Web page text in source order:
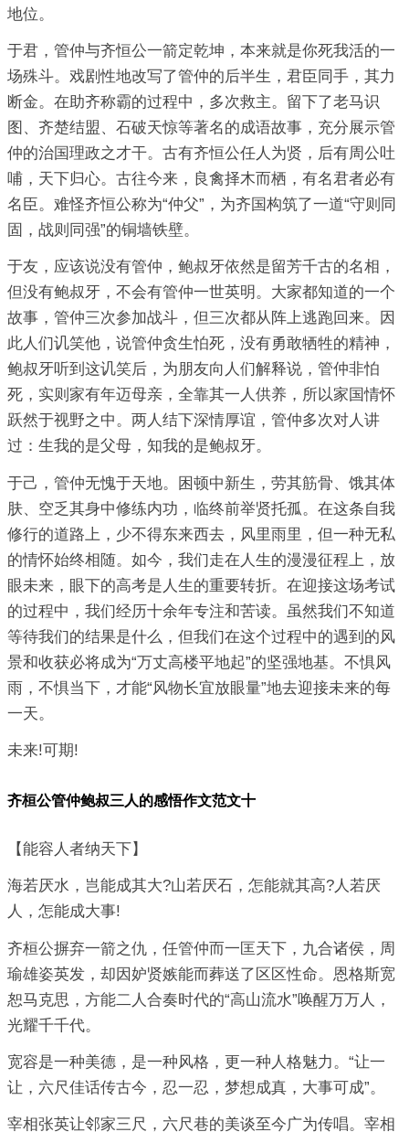
地位。
于君，管仲与齐恒公一箭定乾坤，本来就是你死我活的一
场殊斗。戏剧性地改写了管仲的后半生，君臣同手，其力
断金。在助齐称霸的过程中，多次救主。留下了老马识
图、齐楚结盟、石破天惊等著名的成语故事，充分展示管
仲的治国理政之才干。古有齐恒公任人为贤，后有周公吐
哺，天下归心。古往今来，良禽择木而栖，有名君者必有
名臣。难怪齐恒公称为“仲父”，为齐国构筑了一道“守则同
固，战则同强”的铜墙铁壁。
于友，应该说没有管仲，鲍叔牙依然是留芳千古的名相，
但没有鲍叔牙，不会有管仲一世英明。大家都知道的一个
故事，管仲三次参加战斗，但三次都从阵上逃跑回来。因
此人们讥笑他，说管仲贪生怕死，没有勇敢牺牲的精神，
鲍叔牙听到这讥笑后，为朋友向人们解释说，管仲非怕
死，实则家有年迈母亲，全靠其一人供养，所以家国情怀
跃然于视野之中。两人结下深情厚谊，管仲多次对人讲
过：生我的是父母，知我的是鲍叔牙。
于己，管仲无愧于天地。困顿中新生，劳其筋骨、饿其体
肤、空乏其身中修练内功，临终前举贤托孤。在这条自我
修行的道路上，少不得东来西去，风里雨里，但一种无私
的情怀始终相随。如今，我们走在人生的漫漫征程上，放
眼未来，眼下的高考是人生的重要转折。在迎接这场考试
的过程中，我们经历十余年专注和苦读。虽然我们不知道
等待我们的结果是什么，但我们在这个过程中的遇到的风
景和收获必将成为“万丈高楼平地起”的坚强地基。不惧风
雨，不惧当下，才能“风物长宜放眼量”地去迎接未来的每
一天。
未来!可期!
齐桓公管仲鲍叔三人的感悟作文范文十
【能容人者纳天下】
海若厌水，岂能成其大?山若厌石，怎能就其高?人若厌
人，怎能成大事!
齐桓公摒弃一箭之仇，任管仲而一匡天下，九合诸侯，周
瑜雄姿英发，却因妒贤嫉能而葬送了区区性命。恩格斯宽
恕马克思，方能二人合奏时代的“高山流水”唤醒万万人，
光耀千千代。
宽容是一种美德，是一种风格，更一种人格魅力。“让一
让，六尺佳话传古今，忍一忍，梦想成真，大事可成”。
宰相张英让邻家三尺，六尺巷的美谈至今广为传唱。宰相